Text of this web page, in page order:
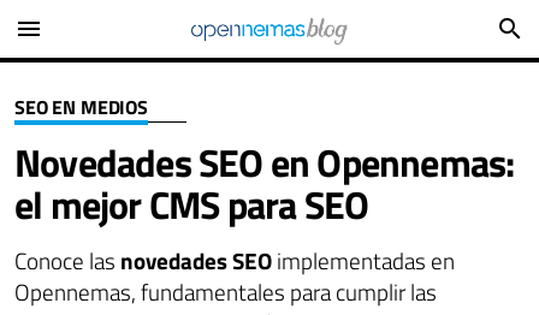
menu search
SEO EN MEDIOS
Novedades SEO en Opennemas:
el mejor CMS para SEO
Conoce las novedades SEOimplementadas en
Opennemas, fundamentales para cumplir las